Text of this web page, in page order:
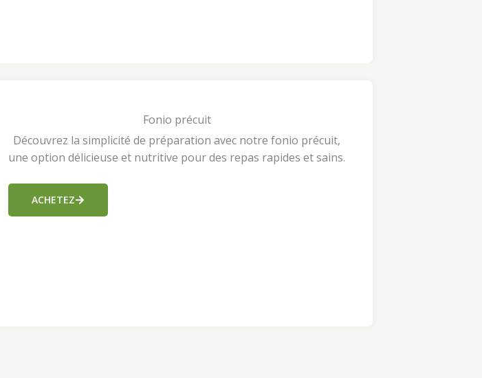
Fonio précuit
Découvrez la simplicité de préparation avec notre fonio précuit,
une option délicieuse et nutritive pour des repas rapides et sains.
ACHETEZ